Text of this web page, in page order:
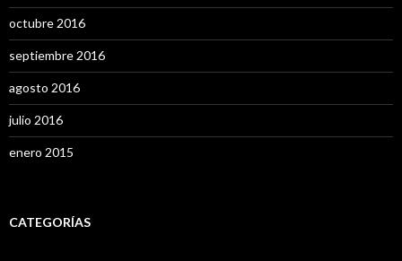
octubre 2016
septiembre 2016
agosto 2016
julio 2016
enero 2015
CATEGORÍAS